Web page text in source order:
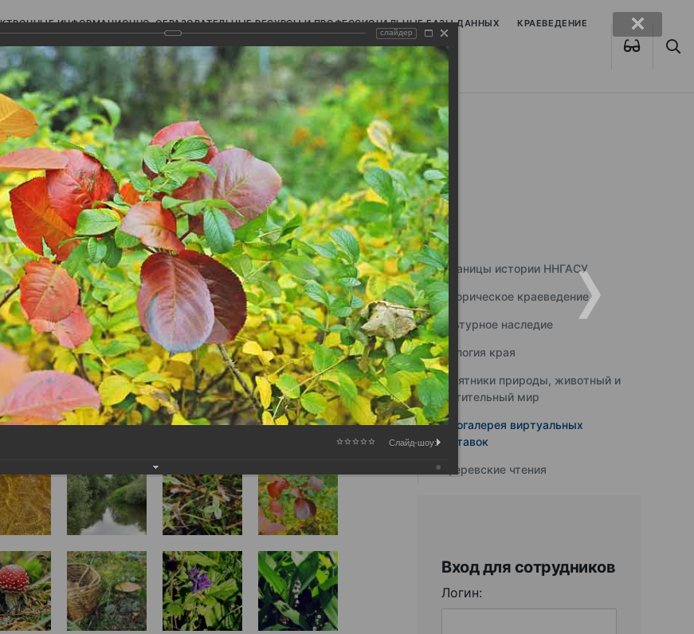
ИНФОРМАЦИОННО-ОБРАЗОВАТЕЛЬНЫЕ РЕСУРСЫ И ПРОФЕССИОНАЛЬНЫЕ БАЗЫ ДАННЫХ КРАЕВЕДЕНИЕ
(фотоальбомы)
Страницы истории ННГАСУ
Историческое краеведение
Культурное наследие
Экология края
Памятники природы, животный и
растительный мир
Фотогалерея виртуальных
выставок
Юферевские чтения
Вход для сотрудников
Логин:
слайдер
Слайд-шоу: